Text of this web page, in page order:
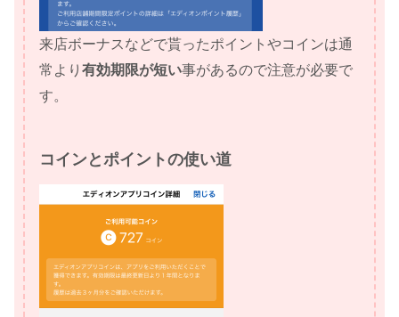
来店ボーナスなどで貰ったポイントやコインは通
常より 有効期限が短い事があるので注意が必要で
す。
コインとポイントの使い道